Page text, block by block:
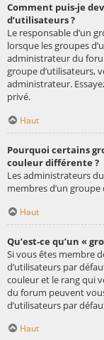
Comment puis-je
d’utilisateurs ?
Le responsable d’un
lorsque les groupes
administrateur du
groupe d’utilisateurs,
administrateur.
privé.
Haut
Pourquoi certains
couleur différente ?
Les administrateurs
membres d’un
Haut
Qu’est-ce qu’un «
Si vous êtes membre
d’utilisateurs par
couleur et le rang qui
du forum peuvent
d’utilisateurs par
Haut